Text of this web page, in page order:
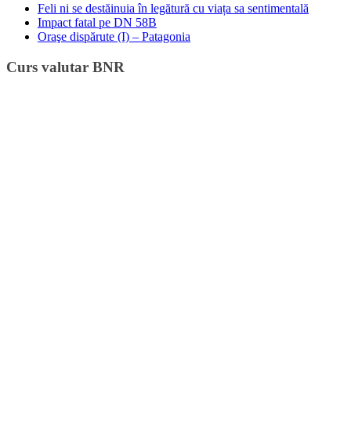
Feli ni se destăinuia în legătură cu viața sa sentimentală
Impact fatal pe DN 58B
Oraşe dispărute (I) – Patagonia
Curs valutar BNR